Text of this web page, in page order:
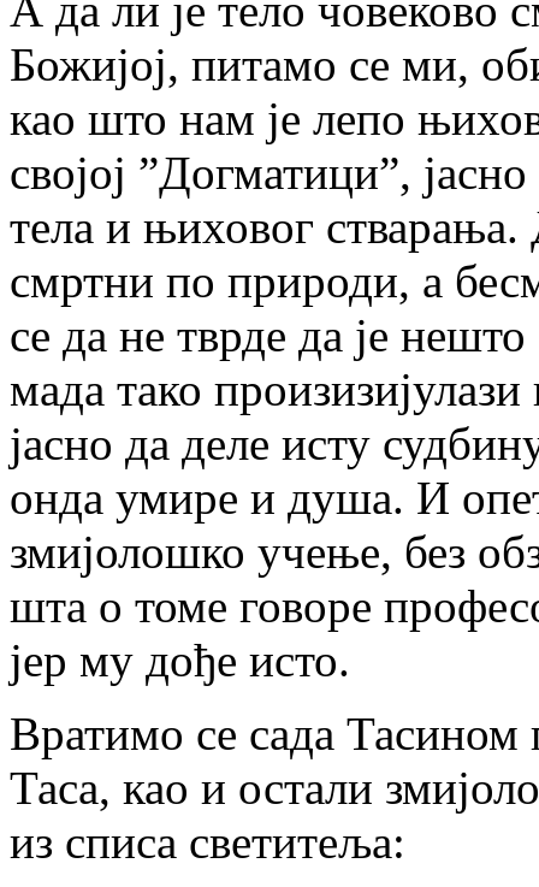
Божијој, питамо се ми,
као што нам је лепо
својој ”Догматици”,
тела и њиховог
смртни по природи, а
се да не тврде да је
мада тако
јасно да деле исту
онда умире и душа. И
змијолошко учење, без
шта о томе говоре
јер му дође исто.
Вратимо се сада Тасином
Таса, као и остали
из списа светитеља: